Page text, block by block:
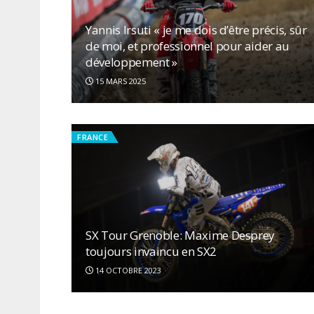
Yannis Irsuti « je me dois d’être précis, sûr
de moi, et professionnel pour aider au
développement »
15 MARS 2025
FRANCE
SX Tour Grenoble: Maxime Desprey
toujours invaincu en SX2
14 OCTOBRE 2023